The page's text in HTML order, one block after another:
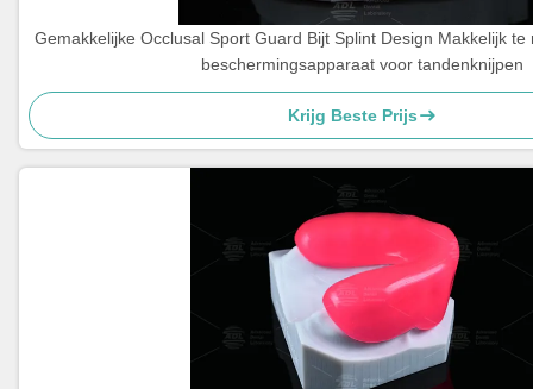
Gemakkelijke Occlusal Sport Guard Bijt Splint Design Makkelijk
beschermingsapparaat voor tandenknijpen
Krijg Beste Prijs